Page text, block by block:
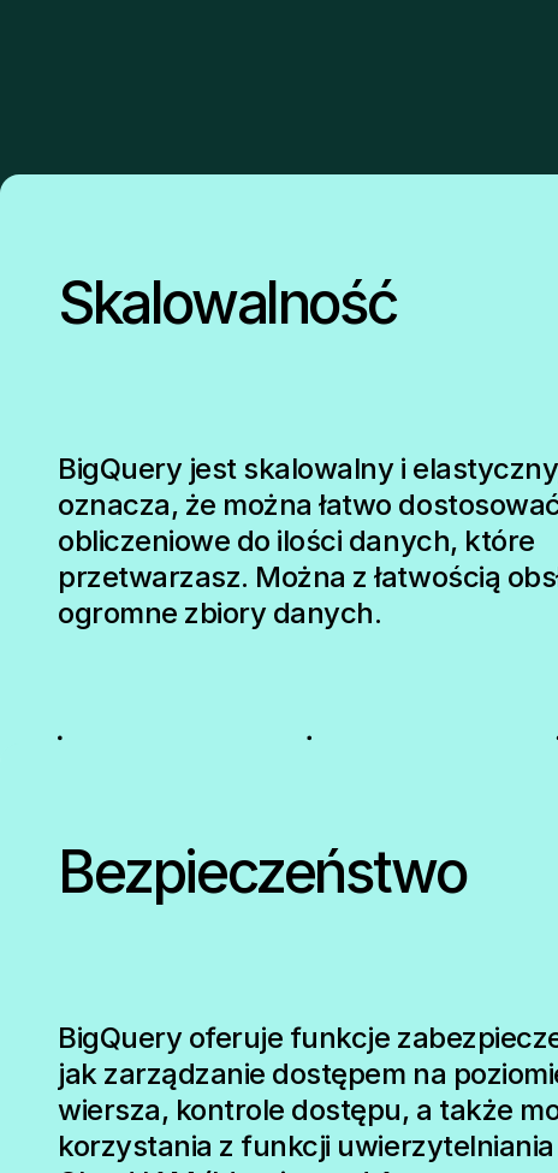
Skalowalność
BigQuery jest skalowalny i
oznacza, że można łatwo
obliczeniowe do ilości danych, które
przetwarzasz. Można z łatwością
ogromne zbiory danych.
Bezpieczeństwo
BigQuery oferuje funkcje
jak zarządzanie dostępem na
wiersza, kontrole dostępu, a także
korzystania z funkcji uwierzytelniania